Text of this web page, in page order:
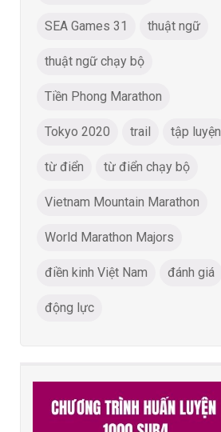
SEA Games 31 thuật ngữ
thuật ngữ chạy bộ
Tiền Phong Marathon
Tokyo 2020 trail tập luyện
từ điển từ điển chạy bộ
Vietnam Mountain Marathon
World Marathon Majors
điền kinh Việt Nam đánh giá
động lực